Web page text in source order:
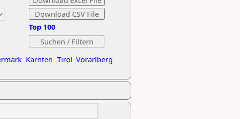
Kärnten Tirol Vorarlberg
Top 100